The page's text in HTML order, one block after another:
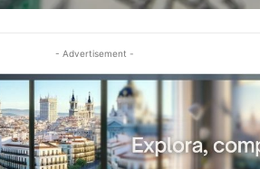
- Advertisement -